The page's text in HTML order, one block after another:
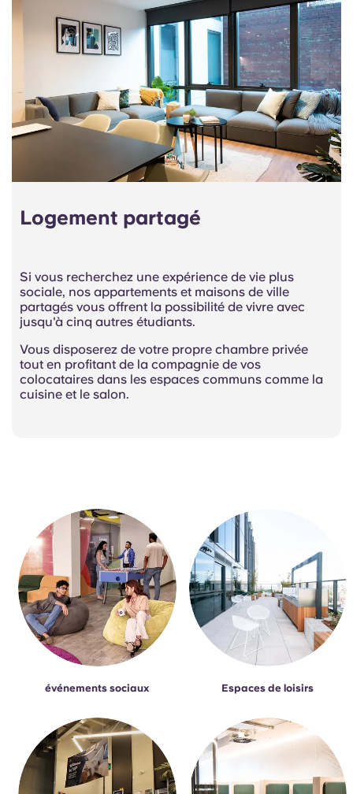
Logement partagé
Si vous recherchez une expérience de vie plus
sociale, nos appartements et maisons de ville
partagés vous offrent la possibilité de vivre avec
jusqu'à cinq autres étudiants.
Vous disposerez de votre propre chambre privée
tout en profitant de la compagnie de vos
colocataires dans les espaces communs comme la
cuisine et le salon.
événements sociaux Espaces de loisirs